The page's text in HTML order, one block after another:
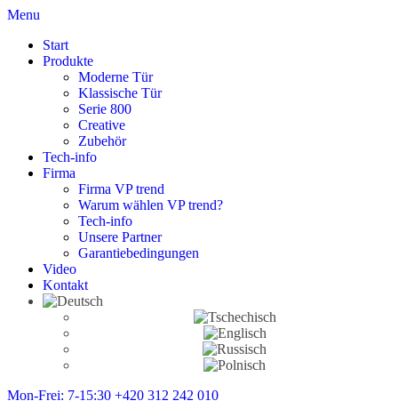
Menu
Start
Produkte
Moderne Tür
Klassische Tür
Serie 800
Creative
Zubehör
Tech-info
Firma
Firma VP trend
Warum wählen VP trend?
Tech-info
Unsere Partner
Garantiebedingungen
Video
Kontakt
Mon-Frei: 7-15:30 +420 312 242 010